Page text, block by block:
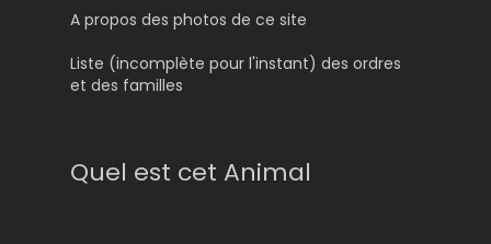
A propos des photos de ce site
Liste (incomplète pour l'instant) des ordres
et des familles
Quel est cet Animal